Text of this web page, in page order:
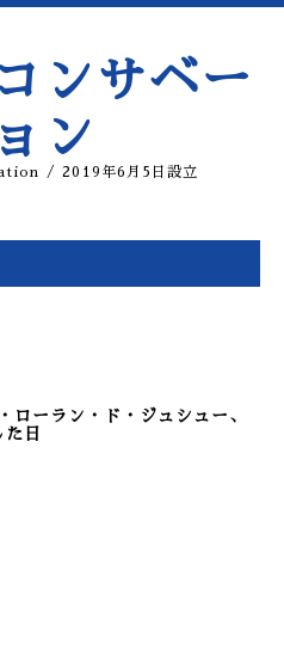
ンサベー
ン
/ 2019年6月5日設立
ーラン・ド・ジュシュー、
日